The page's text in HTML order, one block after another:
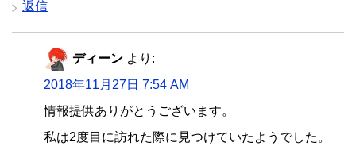
返信
ディーン より:
2018年11月27日 7:54 AM
情報提供ありがとうございます。
私は2度目に訪れた際に見つけていたようでした。